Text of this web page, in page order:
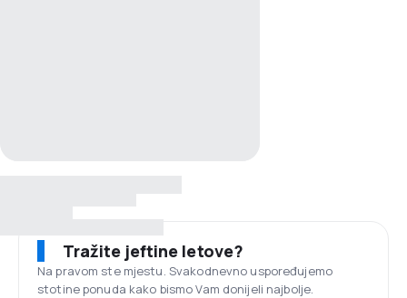
Tražite jeftine letove?
Na pravom ste mjestu. Svakodnevno uspoređujemo
stotine ponuda kako bismo Vam donijeli najbolje.